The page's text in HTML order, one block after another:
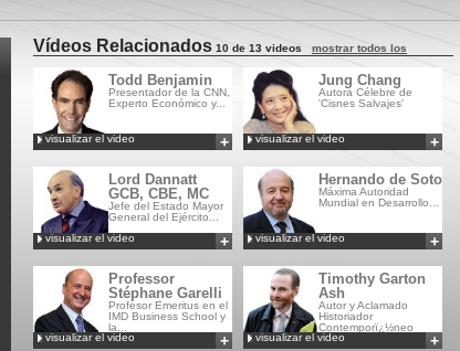
Vídeos Relacionados 10 de 13 videos mostrar todos los
Todd Benjamin
Presentador de la CNN,
Experto Económico y...
visualizar el video +
Añadir a
Jung Chang
Autora Célebre de
'Cisnes Salvajes'
visualizar el video +
Lord Dannatt
GCB, CBE, MC
Jefe del Estado Mayor
General del Ejército...
visualizar el video
+
Añadir a
Hernando de Soto
Máxima Autoridad
Mundial en Desarrollo...
visualizar el video +
Professor
Stéphane Garelli
Profesor Emeritus en el
IMD Business School y
la...
visualizar el video
+
Añadir a
Timothy Garton
Ash
Autor y Aclamado
Historiador
Contemporï¿½neo
visualizar el video
+